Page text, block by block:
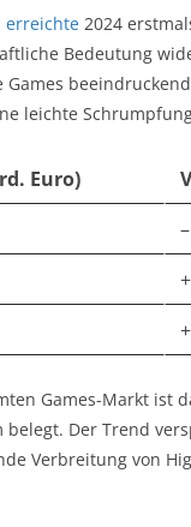
erreichte 2024
Bedeutung
leichte
Euro)
–
Games-Markt ist
Der Trend
Verbreitung von